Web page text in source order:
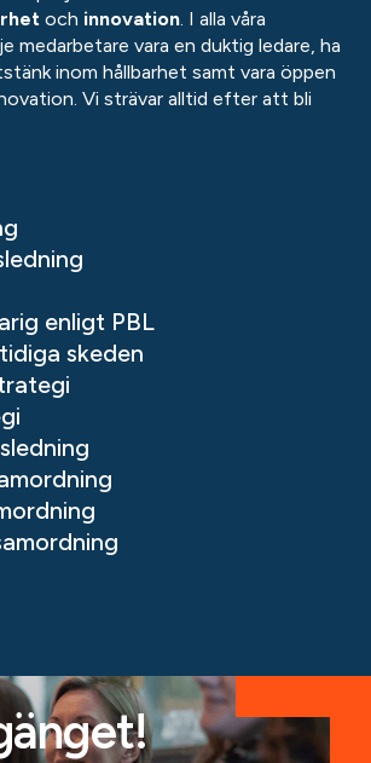
och innovation. I alla våra
medarbetare vara en duktig ledare, ha
inom hållbarhet samt vara öppen
Vi strävar alltid efter att bli
enligt PBL
skeden